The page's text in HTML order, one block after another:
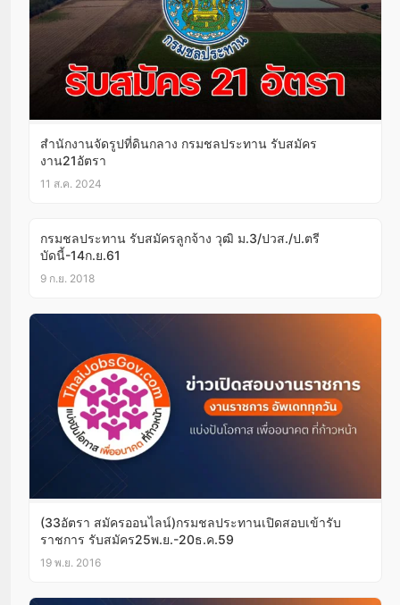
สำนักงานจัดรูปที่ดินกลาง กรมชลประทาน รับสมัคร
งาน21อัตรา
11 ส.ค. 2024
กรมชลประทาน รับสมัครลูกจ้าง วุฒิ ม.3/ปวส./ป.ตรี
บัดนี้-14ก.ย.61
9 ก.ย. 2018
(33อัตรา สมัครออนไลน์)กรมชลประทานเปิดสอบเข้ารับ
ราชการ รับสมัคร25พ.ย.-20ธ.ค.59
19 พ.ย. 2016